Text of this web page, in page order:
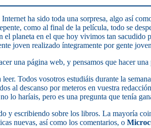
ha sido toda una sorpresa, algo así
como al final de la película, todo se
el planeta en el que hoy vivimos tan
joven realizado íntegramente por gente
una página web, y pensamos que hacer
Todos vosotros estudiáis durante la
al descanso por meteros en vuestra
lo haríais, pero es una pregunta que tenía
y escribiendo sobre los libros. La mayoría
nuevas, así como los comentarios, o